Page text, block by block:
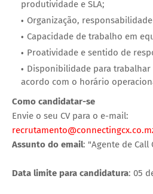
produtividade e SLA;
Organização,
Capacidade de trabalho em
Proatividade e sentido de
Disponibilidade para
acordo com o horário
Como candidatar-se
Envie o seu CV para o e-mail:
Assunto do email: "Agente de Call
Data limite para candidatura: 05